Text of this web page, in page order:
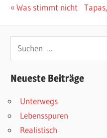
Vorheriger
Was stimmt nicht
Suchen
nach:
Neueste Beiträge
Unterwegs
Lebensspuren
Realistisch